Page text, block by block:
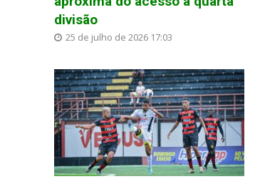
divisão
25 de julho de 2026 17:03